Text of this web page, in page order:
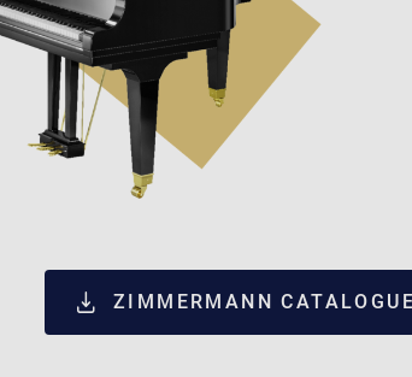
ZIMMERMANN